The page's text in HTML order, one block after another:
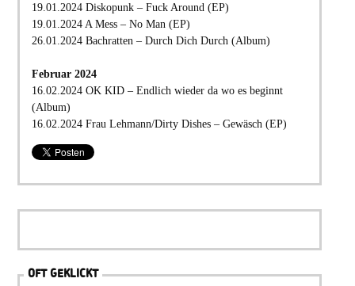
19.01.2024 Diskopunk – Fuck Around (EP)
19.01.2024 A Mess – No Man (EP)
26.01.2024 Bachratten – Durch Dich Durch (Album)
Februar 2024
16.02.2024 OK KID – Endlich wieder da wo es beginnt
(Album)
16.02.2024 Frau Lehmann/Dirty Dishes – Gewäsch (EP)
OFT GEKLICKT